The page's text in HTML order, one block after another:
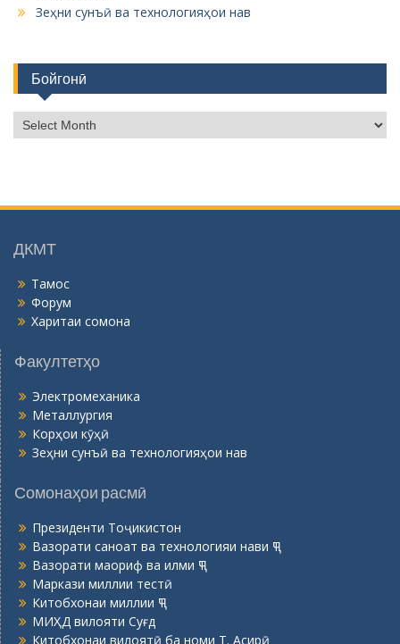
Зеҳни сунъӣ ва технологияҳои нав
Бойгонӣ
о
н
ДКМТ
Тамос
Форум
Харитаи сомона
Факултетҳо
Электромеханика
Металлургия
Корҳои кӯҳӣ
Зеҳни сунъӣ ва технологияҳои нав
Сомонаҳои расмӣ
Президенти Тоҷикистон
Вазорати саноат ва технологияи нави ҶТ
Вазорати маориф ва илми ҶТ
Маркази миллии тестӣ
Китобхонаи миллии ҶТ
МИҲД вилояти Суғд
Китобхонаи вилоятӣ ба номи Т. Асирӣ